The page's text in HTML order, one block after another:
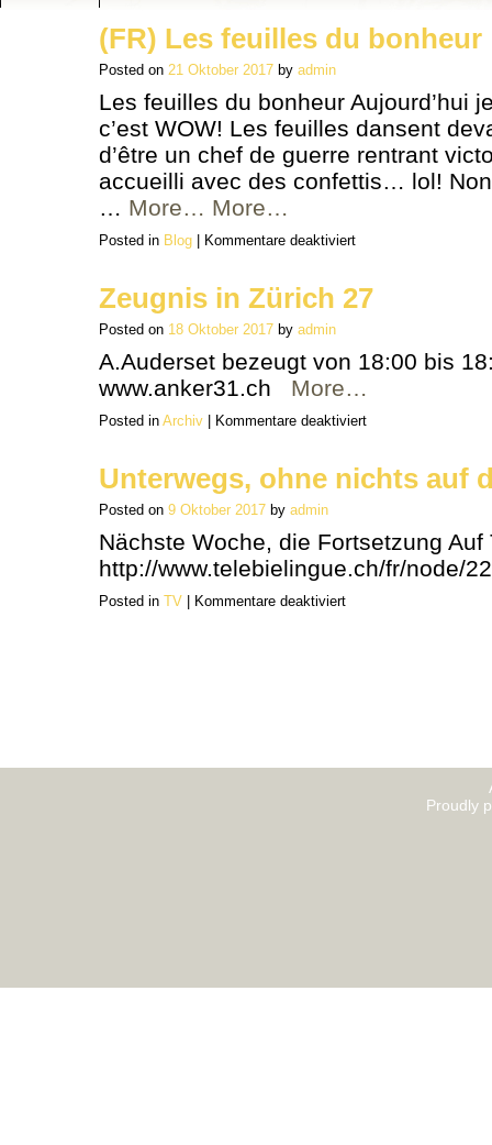
(FR) Les feuilles du bonheur
Posted on 21 Oktober 2017 by admin
Les feuilles du bonheur Aujourd’hui
c’est WOW! Les feuilles dansent
d’être un chef de guerre rentrant
accueilli avec des confettis… lol!
… More… More…
Posted in Blog Kommentare deaktiviertfür
(FR)
bonheur
Zeugnis in Zürich 27
Posted on 18 Oktober 2017 by admin
A.Auderset bezeugt von 18:00 bis
www.anker31.ch More…
Posted in Archiv Kommentare deaktiviertfür
Zeugnis
Unterwegs, ohne nichts auf
Posted on 9 Oktober 2017 by admin
Nächste Woche, die Fortsetzung
http://www.telebielingue.ch/fr/node/
Posted in TV Kommentare deaktiviertfür
Unterwegs,
Proudly